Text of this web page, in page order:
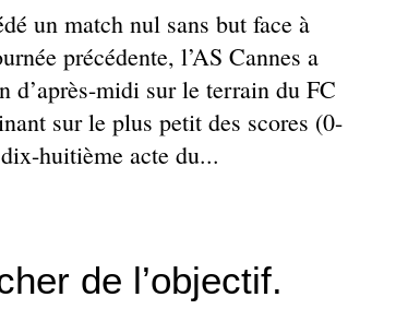
un match nul sans but face à
précédente, l’AS Cannes a
d’après-midi sur le terrain du FC
sur le plus petit des scores (0-
huitième acte du...
de l’objectif.